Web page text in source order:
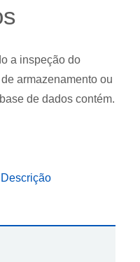
a inspeção do
armazenamento ou
de dados contém.
Descrição